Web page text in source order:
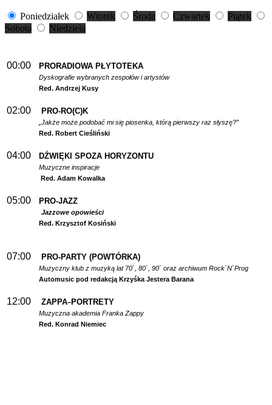
Poniedziałek Wtorek Środa Czwartek
Piątek
Sobota
Niedziela
00:00 PRORADIOWA PŁYTOTEKA
Dyskografie wybranych zespołów i artystów
Red. Andrzej Kusy
02:00 PRO-RO(C)K
„Jakże może podobać mi się piosenka, którą pierwszy raz słyszę?”
Red. Robert Cieśliński
04:00 DŹWIĘKI SPOZA HORYZONTU
Muzyczne inspiracje
Red. Adam Kowalka
05:00 PRO-JAZZ
Jazzowe opowieści
Red. Krzysztof Kosiński
07:00 PRO-PARTY (POWTÓRKA)
Muzyczny klub z muzyką lat 70`, 80`, 90` oraz archiwum Rock`N`Prog
Automusic pod redakcją Krzyśka Jestera Barana
12:00 ZAPPA–PORTRETY
Muzyczna akademia Franka Zappy
Red. Konrad Niemiec